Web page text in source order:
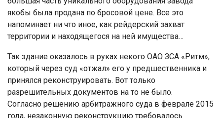
якобы была продана по бросовой цене. Все это
напоминает ни что иное, как рейдерский захват
территории и находящегося на ней имущества…
Так здание оказалось в руках некого ОАО ЗСА «Ритм»,
который через суд «отжал» его у предшественника и
принялся реконструировать. Вот только
разрешительных документов на то не было.
Согласно решению арбитражного суда в феврале 2015
года, незаконную реконструкцию требовалось